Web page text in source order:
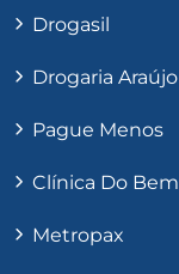
Drogasil
Drogaria Araújo
Pague Menos
Clínica Do Bem
Metropax